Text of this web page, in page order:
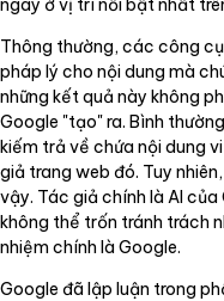
ngay ở vị trí nổi bật nhất
Thông thường, các công
pháp lý cho nội dung mà
những kết quả này không
Google "tạo" ra. Bình
kiếm trả về chứa nội dung
giả trang web đó. Tuy
vậy. Tác giả chính là AI
không thể trốn tránh trách
nhiệm chính là Google.
Google đã lập luận trong